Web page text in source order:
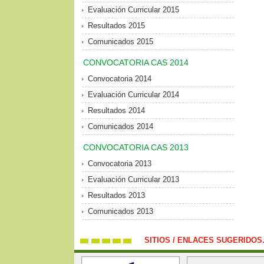
Evaluación Curricular 2015
Resultados 2015
Comunicados 2015
CONVOCATORIA CAS 2014
Convocatoria 2014
Evaluación Curricular 2014
Resultados 2014
Comunicados 2014
CONVOCATORIA CAS 2013
Convocatoria 2013
Evaluación Curricular 2013
Resultados 2013
Comunicados 2013
SITIOS / ENLACES